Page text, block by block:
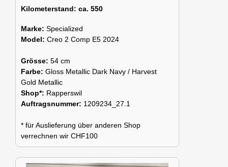
Kilometerstand: ca. 550
Marke: Specialized
Model: Creo 2 Comp E5 2024
Grösse: 54 cm
Farbe: Gloss Metallic Dark Navy / Harvest
Gold Metallic
Shop*: Rapperswil
Auftragsnummer: 1209234_27.1
* für Auslieferung über anderen Shop
verrechnen wir CHF100